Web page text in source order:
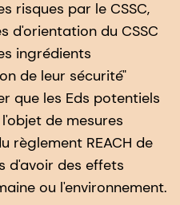
risques par le CSSC,
d'orientation du CSSC
ingrédients
de leur sécurité"
que les Eds potentiels
de mesures
règlement REACH de
d'avoir des effets
ou l'environnement.